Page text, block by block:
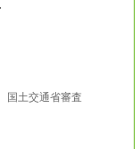
国土交通省審査